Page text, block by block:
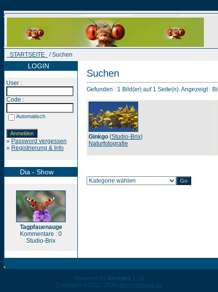
STARTSEITE / Suchen
LOGIN
User :
Code :
Automatisch
» Password vergessen
» Registrierung & Info
Dia - Show
Tagpfauenauge
Kommentare : 0
Studio-Brix
Suchen
Gefunden : 1 Bild(er) auf 1 Seite(n). Angezeigt :
Ginkgo (Studio-Brix)
Naturfotografie
Powered by 4images 1.10
Copyright © 2002-2026 4homepages.de